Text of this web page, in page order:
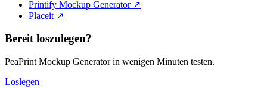
Printify Mockup Generator ↗
Placeit ↗
Bereit loszulegen?
PeaPrint Mockup Generator in wenigen Minuten testen.
Loslegen